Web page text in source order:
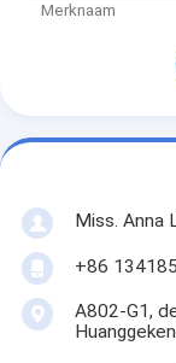
Merknaam
Miss. Anna
+86
A802-G1,